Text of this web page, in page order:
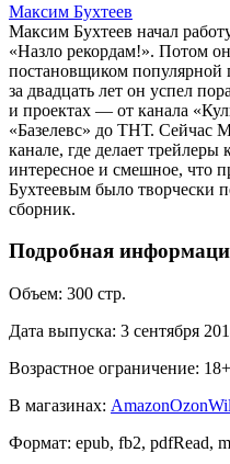
Максим Бухтеев
Максим Бухтеев начал
«Назло рекордам!». Потом
постановщиком популярной
за двадцать лет он успел
и проектах — от канала
«Базелевс» до ТНТ. Сейчас
канале, где делает
интересное и смешное, что
Бухтеевым было творчески
сборник.
Подробная
Объем: 300 стр.
Дата выпуска: 3 сентября
Возрастное ограничение: 18+
В магазинах: AmazonOzon
Формат: epub, fb2, pdfRead,